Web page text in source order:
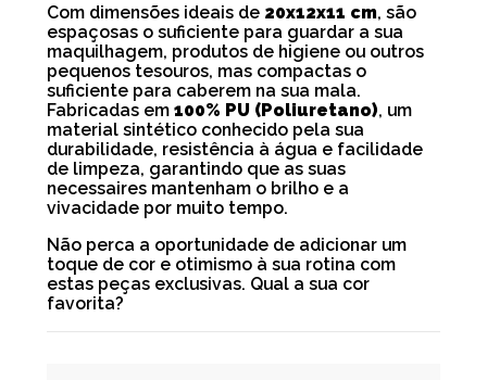
Com dimensões ideais de 20x12x11 cm, são
espaçosas o suficiente para guardar a sua
maquilhagem, produtos de higiene ou outros
pequenos tesouros, mas compactas o
suficiente para caberem na sua mala.
Fabricadas em 100% PU (Poliuretano), um
material sintético conhecido pela sua
durabilidade, resistência à água e facilidade
de limpeza, garantindo que as suas
necessaires mantenham o brilho e a
vivacidade por muito tempo.
Não perca a oportunidade de adicionar um
toque de cor e otimismo à sua rotina com
estas peças exclusivas. Qual a sua cor
favorita?